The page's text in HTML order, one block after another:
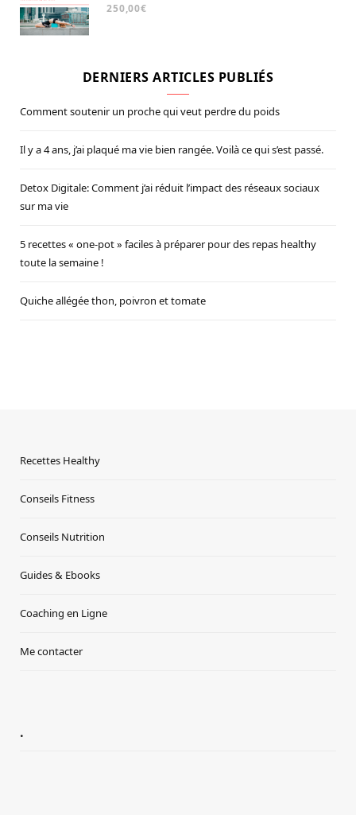
sur 5
250,00€
DERNIERS ARTICLES PUBLIÉS
Comment soutenir un proche qui veut perdre du poids
Il y a 4 ans, j’ai plaqué ma vie bien rangée. Voilà ce qui s’est passé.
Detox Digitale: Comment j’ai réduit l’impact des réseaux sociaux
sur ma vie
5 recettes « one-pot » faciles à préparer pour des repas healthy
toute la semaine !
Quiche allégée thon, poivron et tomate
Recettes Healthy
Conseils Fitness
Conseils Nutrition
Guides & Ebooks
Coaching en Ligne
Me contacter
.